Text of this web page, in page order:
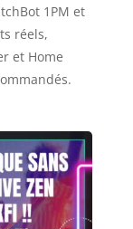
1PM et
réels,
et Home